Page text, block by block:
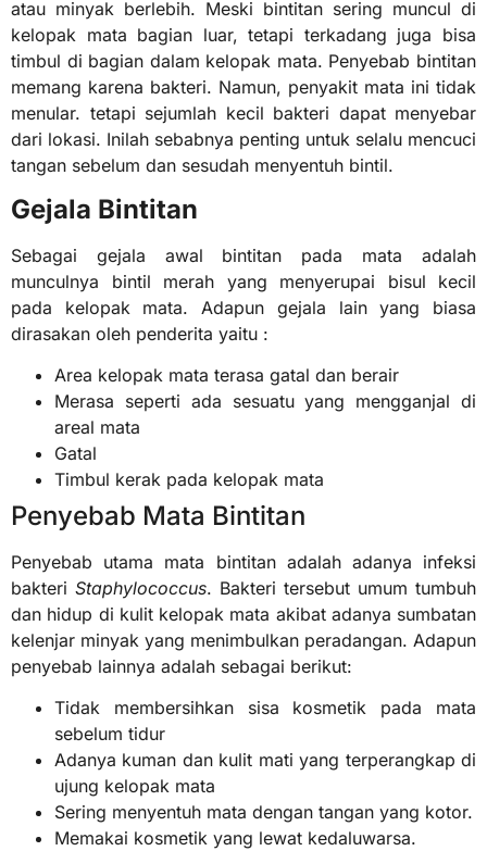
atau minyak berlebih. Meski bintitan sering muncul di
kelopak mata bagian luar, tetapi terkadang juga bisa
timbul di bagian dalam kelopak mata. Penyebab bintitan
memang karena bakteri. Namun, penyakit mata ini tidak
menular. tetapi sejumlah kecil bakteri dapat menyebar
dari lokasi. Inilah sebabnya penting untuk selalu mencuci
tangan sebelum dan sesudah menyentuh bintil.
Gejala Bintitan
Sebagai gejala awal bintitan pada mata adalah
munculnya bintil merah yang menyerupai bisul kecil
pada kelopak mata. Adapun gejala lain yang biasa
dirasakan oleh penderita yaitu :
Area kelopak mata terasa gatal dan berair
Merasa seperti ada sesuatu yang mengganjal di
areal mata
Gatal
Timbul kerak pada kelopak mata
Penyebab Mata Bintitan
Penyebab utama mata bintitan adalah adanya infeksi
bakteri Staphylococcus. Bakteri tersebut umum tumbuh
dan hidup di kulit kelopak mata akibat adanya sumbatan
kelenjar minyak yang menimbulkan peradangan. Adapun
penyebab lainnya adalah sebagai berikut:
Tidak membersihkan sisa kosmetik pada mata
sebelum tidur
Adanya kuman dan kulit mati yang terperangkap di
ujung kelopak mata
Sering menyentuh mata dengan tangan yang kotor.
Memakai kosmetik yang lewat kedaluwarsa.